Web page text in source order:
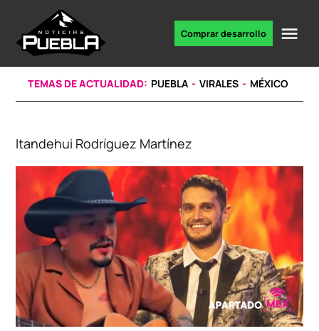
content
noticias
Comprar desarrollo
TEMAS DE ACTUALIDAD: PUEBLA VIRALES MÉXICO
Itandehui Rodríguez Martínez